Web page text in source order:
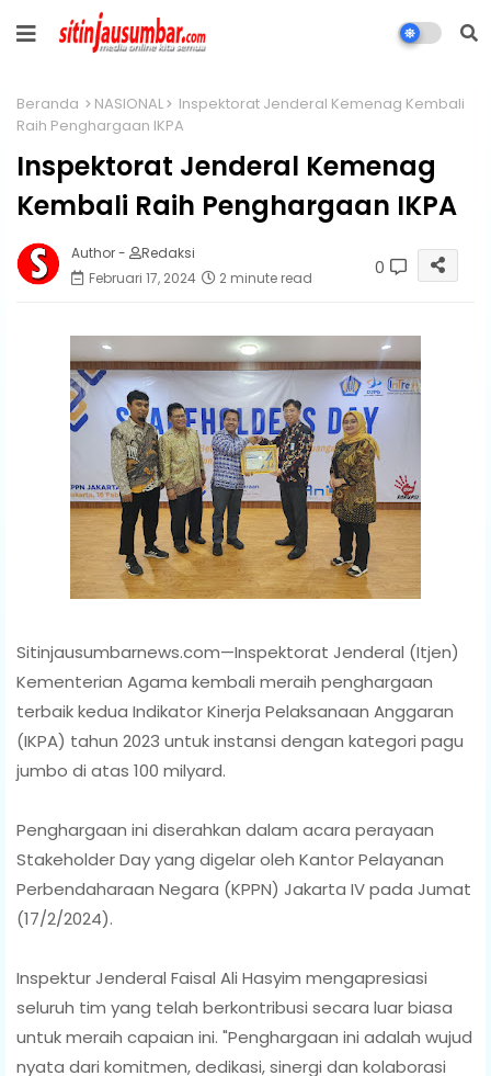
Beranda NASIONAL
Inspektorat Jenderal Kemenag Kembali
Raih Penghargaan IKPA
Inspektorat Jenderal Kemenag
Kembali Raih Penghargaan IKPA
Author -
Redaksi
Februari 17, 2024
2 minute read 0
Sitinjausumbarnews.com—Inspektorat Jenderal (Itjen)
Kementerian Agama kembali meraih penghargaan
terbaik kedua Indikator Kinerja Pelaksanaan Anggaran
(IKPA) tahun 2023 untuk instansi dengan kategori pagu
jumbo di atas 100 milyard.
Penghargaan ini diserahkan dalam acara perayaan
Stakeholder Day yang digelar oleh Kantor Pelayanan
Perbendaharaan Negara (KPPN) Jakarta IV pada Jumat
(17/2/2024).
Inspektur Jenderal Faisal Ali Hasyim mengapresiasi
seluruh tim yang telah berkontribusi secara luar biasa
untuk meraih capaian ini. "Penghargaan ini adalah wujud
nyata dari komitmen, dedikasi, sinergi dan kolaborasi